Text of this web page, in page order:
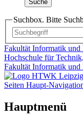
Suche
Suchbox. Bitte
Fakultät Informatik und
Hochschule für
Fakultät Informatik und
Seiten Haupt-
Hauptmenü